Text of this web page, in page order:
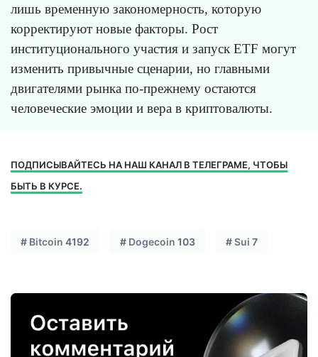
лишь временную закономерность, которую
корректируют новые факторы. Рост
институционального участия и запуск ETF могут
изменить привычные сценарии, но главными
двигателями рынка по-прежнему остаются
человеческие эмоции и вера в криптовалюты.
ПОДПИСЫВАЙТЕСЬ НА НАШ КАНАЛ В ТЕЛЕГРАМЕ, ЧТОБЫ
БЫТЬ В КУРСЕ.
# Bitcoin 4192 # Dogecoin 103 #Sui 7